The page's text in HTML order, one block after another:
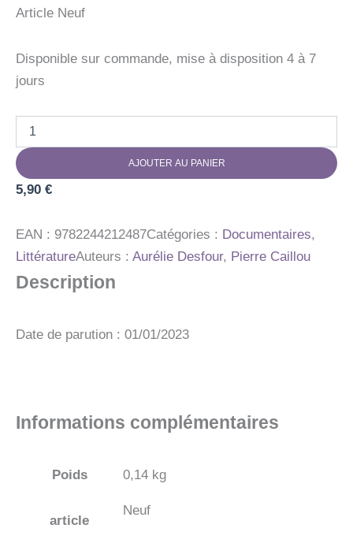
Article Neuf
Disponible sur commande, mise à disposition 4 à 7
jours
DOCS
POUR
GRANDIR
AJOUTER AU PANIER
5,90 €
EAN : 9782244212487Catégories : Documentaires,
LittératureAuteurs : Aurélie Desfour, Pierre Caillou
Description
Date de parution : 01/01/2023
Informations complémentaires
Poids 0,14 kg
article
Neuf